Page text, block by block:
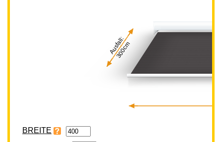
Ausfall:
300cm
BREITE